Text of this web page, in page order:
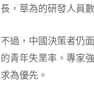
長，華為的研發人員
不過，中國決策者仍
的青年失業率。專家
求為優先。